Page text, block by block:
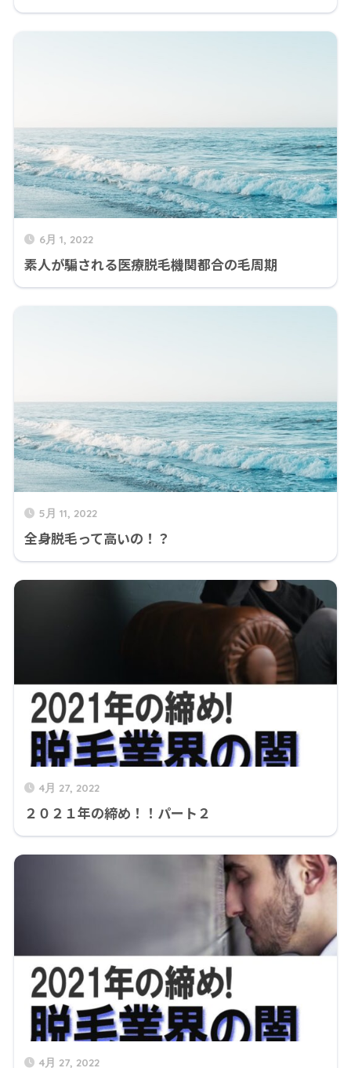
6月 1, 2022
素人が騙される医療脱毛機関都合の毛周期
5月 11, 2022
全身脱毛って高いの！？
4月 27, 2022
２０２１年の締め！！パート２
4月 27, 2022